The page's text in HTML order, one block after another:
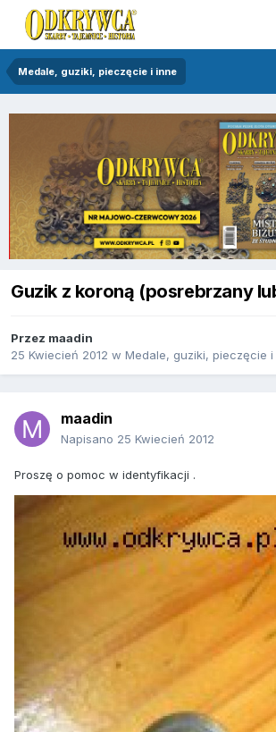
Medale, guziki, pieczęcie i inne
Guzik z koroną (posrebrzany
Przez maadin
25 Kwiecień 2012 w Medale, guziki, pieczęcie i
maadin
Napisano 25 Kwiecień 2012
Proszę o pomoc w identyfikacji .